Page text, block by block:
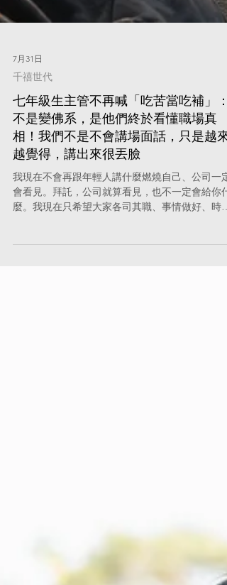
千禧世代
七年級生主管不再喊「吃苦當吃補」：
不是變佛系，是他們終於看懂職場真
相！我們不是不會講場面話，只是越來
越覺得，講出來很丟臉
我現在不會再跟年輕人講什麼燃燒自己、公司一定